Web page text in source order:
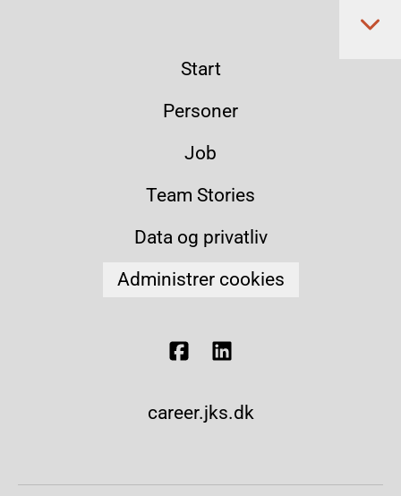
Start
Personer
Job
Team Stories
Data og privatliv
Administrer cookies
career.jks.dk